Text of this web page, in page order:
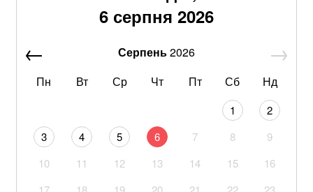
Знищені печі, склади та роки роботи: що
залишилося після удару по "Епіцентру"
Без води не вижити: Шмигаль розкрив, куди планує
На Дунаї в Сербії через посуху з-під води виринули
З 28 ракет – жодної збитої: Повітряні сили ЗСУ
озвучили деталі нічного обстрілу
6 серпня 2026
Серпень2026
Пн
Вт Ср Чт Пт Сб Нд
1
2
3
4 5 6 7 8
9
10
11 12 13 14 15
16